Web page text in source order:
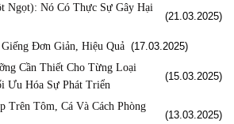
Ngọt): Nó Có Thực Sự Gây Hại
(21.03.2025)
Đơn Giản, Hiệu Quả (17.03.2025)
Cần Thiết Cho Từng Loại
Ưu Hóa Sự Phát Triển
(15.03.2025)
Trên Tôm, Cá Và Cách Phòng
(13.03.2025)